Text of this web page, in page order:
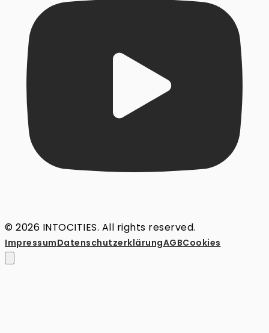
© 2026 INTOCITIES. All rights reserved.
ImpressumDatenschutz­erklärungAGBCookies